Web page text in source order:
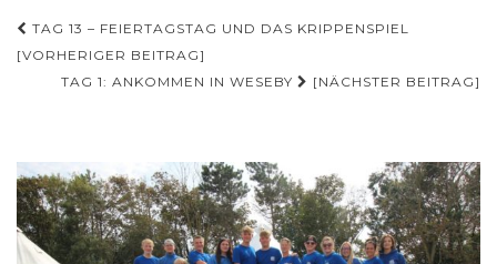
Beitragsnavigation
TAG 13 – FEIERTAGSTAG UND DAS KRIPPENSPIEL
[VORHERIGER BEITRAG]
TAG 1: ANKOMMEN IN WESEBY
[NÄCHSTER BEITRAG]